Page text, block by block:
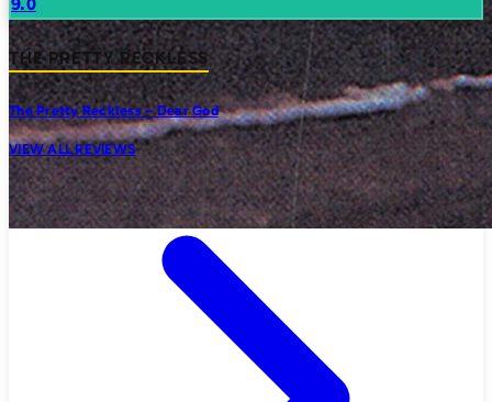
THE PRETTY RECKLESS
The Pretty Reckless – Dear God
VIEW ALL REVIEWS